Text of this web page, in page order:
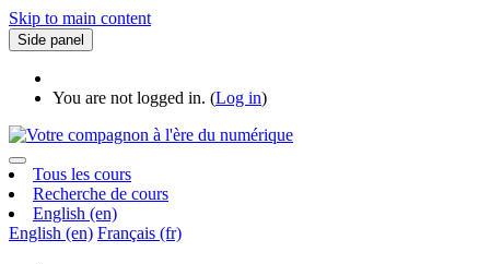
Skip to main content
Side panel
You are not logged in. (Log in)
Tous les cours
Recherche de cours
English ‎(en)‎
English ‎(en)‎ Français ‎(fr)‎